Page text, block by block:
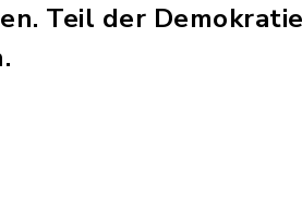
Teil der